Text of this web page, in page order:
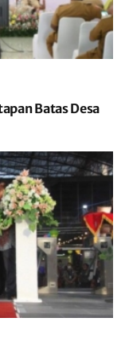
Batas Desa